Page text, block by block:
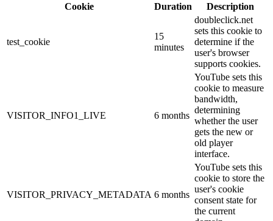
Cookie
Duration Description
test_cookie
15
minutes
doubleclick.net
sets this cookie to
determine if the
user's browser
supports cookies.
VISITOR_INFO1_LIVE 6 months
YouTube sets this
cookie to measure
bandwidth,
determining
whether the user
gets the new or
old player
interface.
VISITOR_PRIVACY_METADATA 6 months
YouTube sets this
cookie to store the
user's cookie
consent state for
the current